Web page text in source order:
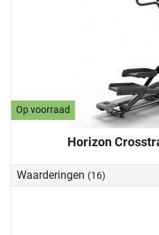
Op voorraad
Horizon
Waarderingen (16)